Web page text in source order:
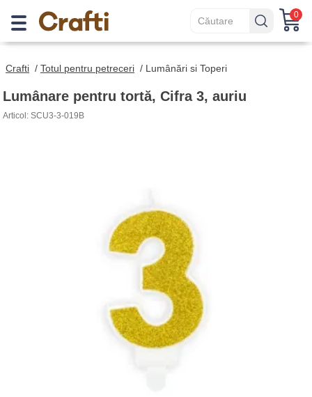
0
Crafti / Totul pentru petreceri / Lumânări si Toperi
Lumânare pentru tortă, Cifra 3, auriu
Articol: SCU3-3-019B